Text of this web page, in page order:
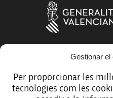
Gestionar el
Per proporcionar les
tecnologies com les